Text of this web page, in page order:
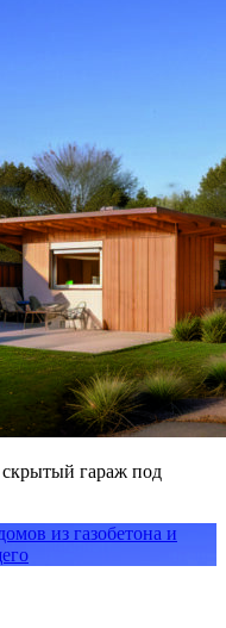
гараж под
из газобетона и